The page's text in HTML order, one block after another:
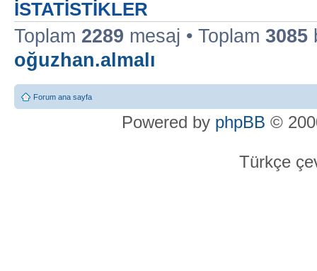
İSTATISTIKLER
Toplam 2289 mesaj • Toplam 3085
oğuzhan.almalı
Forum ana sayfa
Powered by phpBB ©
Türkçe